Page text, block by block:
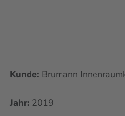
Kunde: Brumann
Jahr: 2019